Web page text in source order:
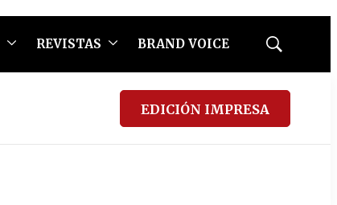
REVISTAS BRAND VOICE
Mostrar
EDICIÓN IMPRESA